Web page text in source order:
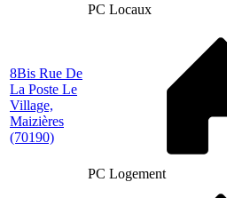
PC Locaux
8Bis Rue De
La Poste Le
Village,
Maizières
(70190)
PC Logement